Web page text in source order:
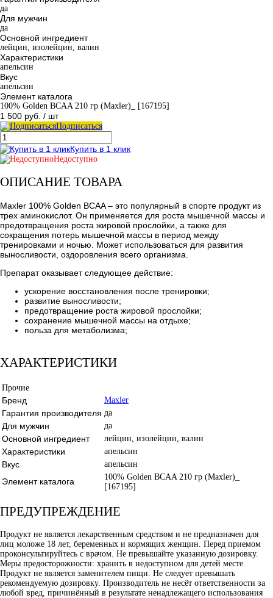
да
Для мужчин
да
Основной ингредиент
лейцин, изолейцин, валин
Характеристики
апельсин
Вкус
апельсин
Элемент каталога
100% Golden BCAA 210 гр (Maxler)_ [167195]
1 500 руб. / шт
Подписаться
Купить в 1 клик
Недоступно
ОПИСАНИЕ ТОВАРА
Maxler 100% Golden BCAA – это популярный в спорте продукт из
трех аминокислот. Он применяется для роста мышечной массы и
предотвращения роста жировой прослойки, а также для
сокращения потерь мышечной массы в период между
тренировками и ночью. Может использоваться для развития
выносливости, оздоровления всего организма.
Препарат оказывает следующее действие:
ускорение восстановления после тренировки;
развитие выносливости;
предотвращение роста жировой прослойки;
сохранение мышечной массы на отдыхе;
польза для метаболизма;
ХАРАКТЕРИСТИКИ
Прочие
Бренд Maxler
Гарантия производителя да
Для мужчин да
Основной ингредиент лейцин, изолейцин, валин
Характеристики апельсин
Вкус апельсин
Элемент каталога
100% Golden BCAA 210 гр (Maxler)_
[167195]
ПРЕДУПРЕЖДЕНИЕ
Продукт не является лекарственным средством и не предназначен для
лиц моложе 18 лет, беременных и кормящих женщин. Перед приемом
проконсультируйтесь с врачом. Не превышайте указанную дозировку.
Меры предосторожности: хранить в недоступном для детей месте.
Продукт не является заменителем пищи. Не следует превышать
рекомендуемую дозировку. Производитель не несёт ответственности за
любой вред, причинённый в результате ненадлежащего использования